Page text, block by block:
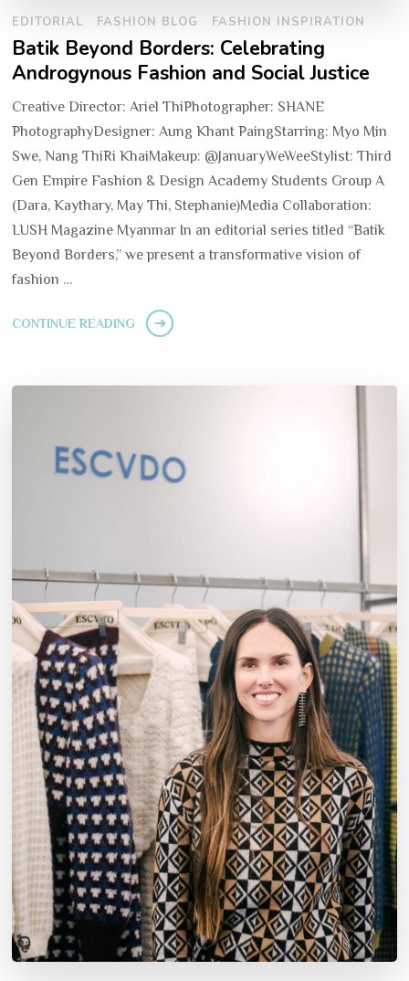
EDITORIAL FASHION BLOG FASHION INSPIRATION
Batik Beyond Borders: Celebrating
Androgynous Fashion and Social Justice
Creative Director: Ariel ThiPhotographer: SHANE
PhotographyDesigner: Aung Khant PaingStarring: Myo Min
Swe, Nang ThiRi KhaiMakeup: @JanuaryWeWeeStylist: Third
Gen Empire Fashion & Design Academy Students Group A
(Dara, Kaythary, May Thi, Stephanie)Media Collaboration:
LUSH Magazine Myanmar In an editorial series titled “Batik
Beyond Borders,” we present a transformative vision of
fashion …
CONTINUE READING